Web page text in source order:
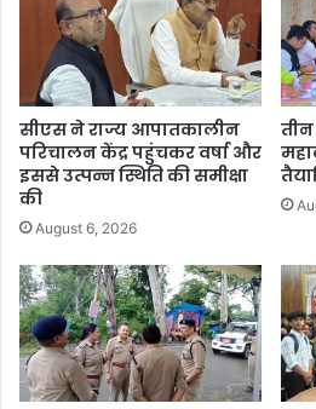
सीएस ने राज्य आपातकालीन
परिचालन केंद्र पहुंचकर वर्षा और
इससे उत्पन्न स्थिति की समीक्षा
की
August 6, 2026